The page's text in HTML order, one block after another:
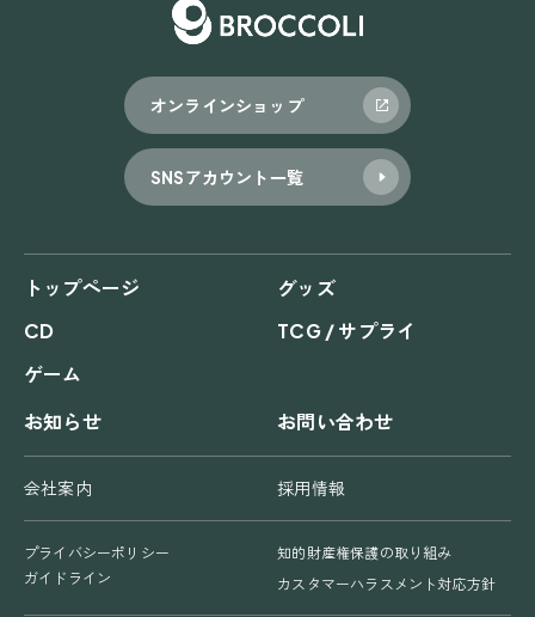
オンラインショップ
SNSアカウント一覧
トップページ
グッズ
CD
TCG / サプライ
ゲーム
お知らせ
お問い合わせ
会社案内 採用情報
プライバシーポリシー
知的財産権保護の取り組み
ガイドライン
カスタマーハラスメント対応方針